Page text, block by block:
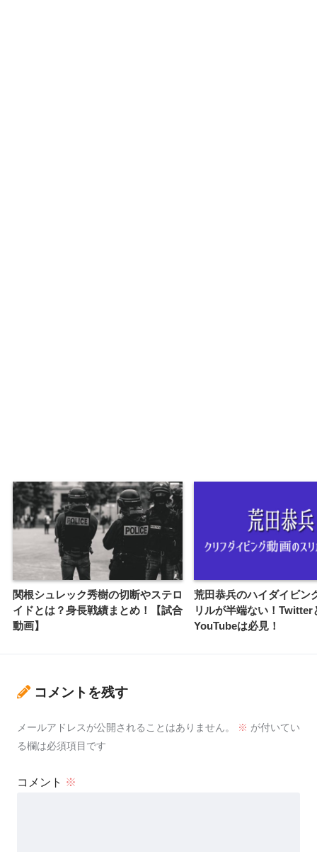
関根シュレック秀樹の切断やステロ
イドとは？身長戦績まとめ！【試合
動画】
荒田恭兵のハイダイビン
リルが半端ない！Twitter
YouTubeは必見！
コメントを残す
メールアドレスが公開されることはありません。 ※ が付いてい
る欄は必須項目です
コメント ※